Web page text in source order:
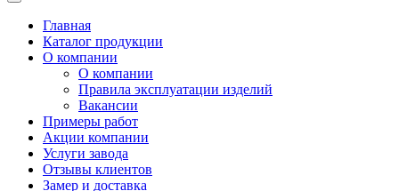
Главная
Каталог продукции
О компании
О компании
Правила эксплуатации изделий
Вакансии
Примеры работ
Акции компании
Услуги завода
Отзывы клиентов
Замер и доставка